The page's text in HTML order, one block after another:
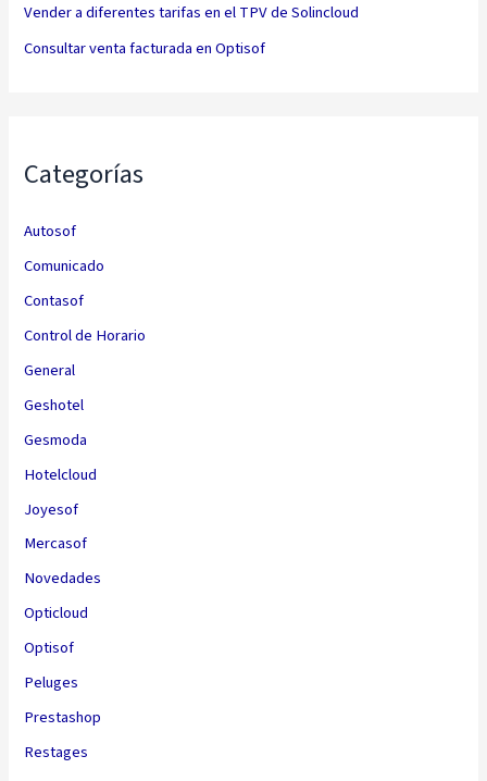
Vender a diferentes tarifas en el TPV de Solincloud
Consultar venta facturada en Optisof
Categorías
Autosof
Comunicado
Contasof
Control de Horario
General
Geshotel
Gesmoda
Hotelcloud
Joyesof
Mercasof
Novedades
Opticloud
Optisof
Peluges
Prestashop
Restages